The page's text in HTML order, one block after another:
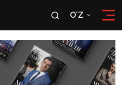
OʻZ
RU
OʻZ